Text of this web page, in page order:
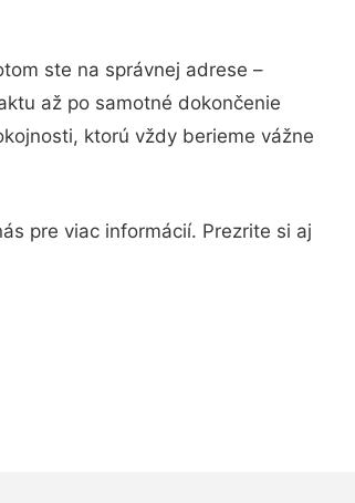
ste na správnej adrese –
až po samotné dokončenie
ktorú vždy berieme vážne
pre viac informácií. Prezrite si aj